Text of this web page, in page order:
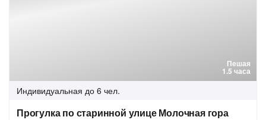
Пешая
1.5 часа
Индивидуальная до 6 чел.
Прогулка по старинной улице Молочная гора